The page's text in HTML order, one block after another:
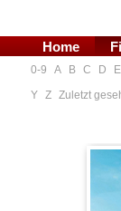
Home
0-9 A B C D E
Y Z Zuletzt